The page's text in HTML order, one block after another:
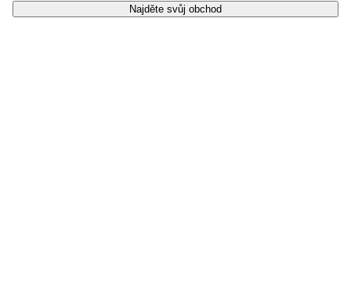
Najděte svůj obchod